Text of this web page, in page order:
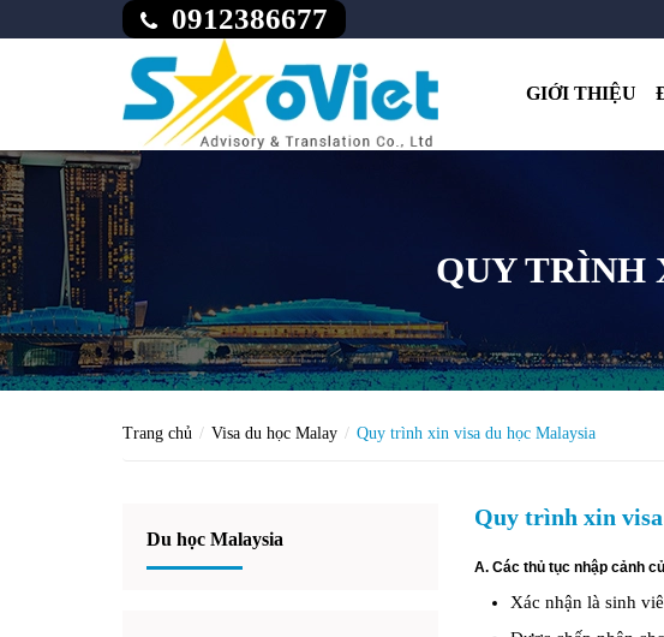
0912386677
GIỚI THIỆU
QUY TRÌNH
Trang chủ Visa du học Malay Quy trình xin visa du học Malaysia
Du học Malaysia
Quy trình xin
A. Các thủ tục nhập cảnh
Xác nhận là sinh